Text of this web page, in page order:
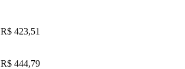
R$ 423,51
R$ 444,79